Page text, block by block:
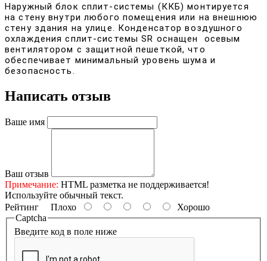
Наружный блок сплит-системы (ККБ) монтируется
на стену внутри любого помещения или на внешнюю
стену здания на улице. Конденсатор воздушного
охлаждения сплит-системы SR оснащен осевым
вентилятором с защитной пешеткой, что
обеспечивает минимальный уровень шума и
безопасность.
Написать отзыв
Ваше имя
Ваш отзыв
Примечание: HTML разметка не поддерживается!
Используйте обычный текст.
Рейтинг Плохо
Хорошо
Captcha
Введите код в поле ниже